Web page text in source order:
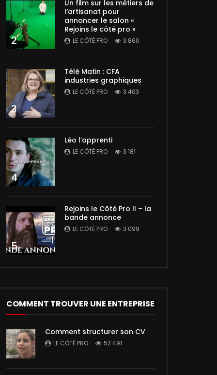
2
Un film sur les métiers de
l’artisanat pour
annoncer le salon «
Rejoins le côté pro »
LE CÔTÉ PRO 3 860
3
Télé Matin : CFA
industries graphiques
LE CÔTÉ PRO 3 403
4
Léo l’apprenti
LE CÔTÉ PRO 3 181
5
Rejoins le Côté Pro II – la
bande annonce
LE CÔTÉ PRO 3 099
COMMENT TROUVER UNE ENTREPRISE
Comment structurer son CV
LE CÔTÉ PRO 52 491